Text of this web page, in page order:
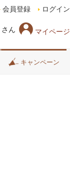
さん マイページ
会員登録 ログイン
キャンペーン